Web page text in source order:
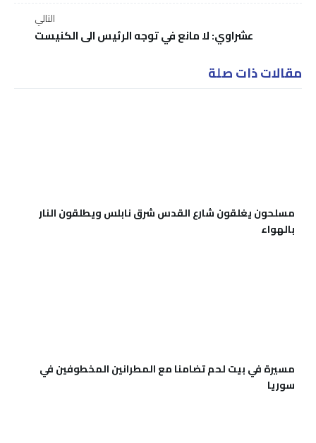
التالي
عشراوي: لا مانع في توجه الرئيس الى الكنيست
مقالات ذات صلة
مسلحون يغلقون شارع القدس شرق نابلس ويطلقون النار
بالهواء
مسيرة في بيت لحم تضامنا مع المطرانين المخطوفين في
سوريا